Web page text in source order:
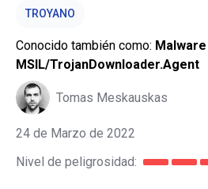
TROYANO
Conocido también como: Malware
MSIL/TrojanDownloader.Agent
Tomas Meskauskas
24 de Marzo de 2022
Nivel de peligrosidad: